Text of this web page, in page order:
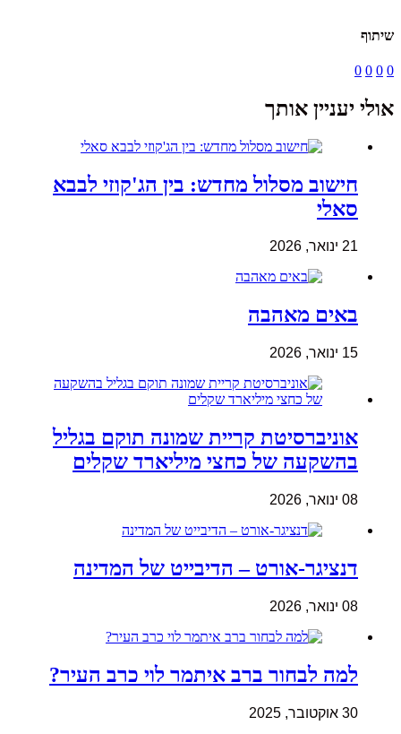
שיתוף
0
0
0
0
אולי יעניין אותך
חישוב מסלול מחדש: בין הג'קוזי לבבא
סאלי
21 ינואר, 2026
באים מאהבה
15 ינואר, 2026
אוניברסיטת קריית שמונה תוקם בגליל
בהשקעה של כחצי מיליארד שקלים
08 ינואר, 2026
דנציגר-אורט – הדיבייט של המדינה
08 ינואר, 2026
למה לבחור ברב איתמר לוי כרב העיר?
30 אוקטובר, 2025